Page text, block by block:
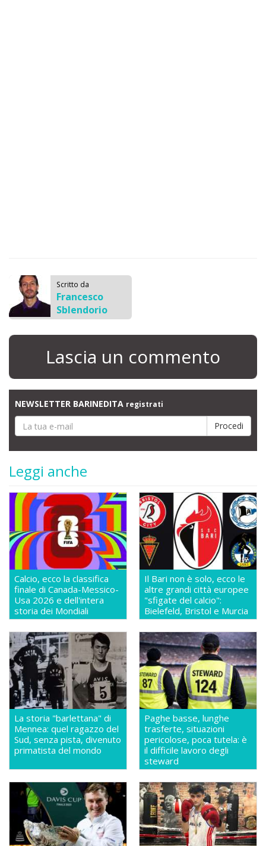
Scritto da
Francesco
Sblendorio
Lascia un commento
NEWSLETTER BARINEDITA registrati
Leggi anche
Calcio, ecco la classifica
finale di Canada-Messico-
Usa 2026 e dell'intera
storia dei Mondiali
Il Bari non è solo, ecco le
altre grandi città europee
"sfigate del calcio":
Bielefeld, Bristol e Murcia
La storia "barlettana" di
Mennea: quel ragazzo del
Sud, senza pista, divenuto
primatista del mondo
Paghe basse, lunghe
trasferte, situazioni
pericolose, poca tutela: è
il difficile lavoro degli
steward